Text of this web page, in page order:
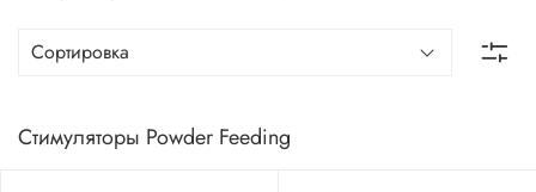
Стимуляторы Powder Feeding